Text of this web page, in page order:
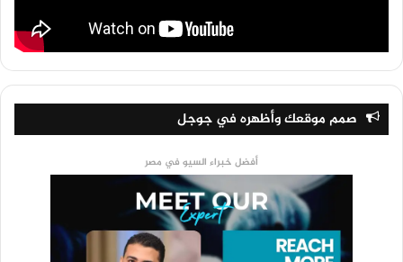
صمم موقعك وأظهره في جوجل
أفضل خبراء السيو في مصر